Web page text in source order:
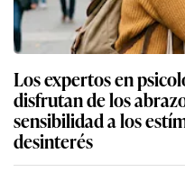
Los expertos en
disfrutan de los
sensibilidad a los
desinterés